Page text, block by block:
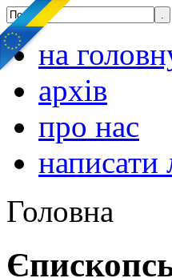
на
архів
про нас
написати
Головна